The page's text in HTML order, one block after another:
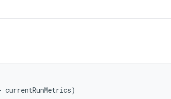
currentRunMetrics)